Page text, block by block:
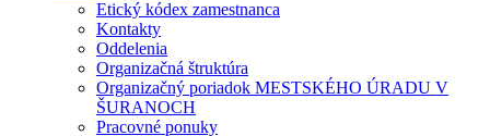
Etický kódex zamestnanca
Kontakty
Oddelenia
Organizačná štruktúra
Organizačný poriadok MESTSKÉHO ÚRADU V
ŠURANOCH
Pracovné ponuky